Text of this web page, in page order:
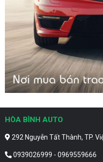
HÒA BÌNH AUTO
292 Nguyễn Tất Thành, TP.
0939026999 - 0969559666